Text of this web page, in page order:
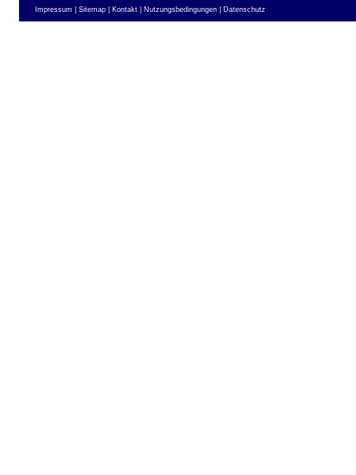
Impressum | Sitemap | Kontakt | Nutzungsbedingungen | Datenschutz